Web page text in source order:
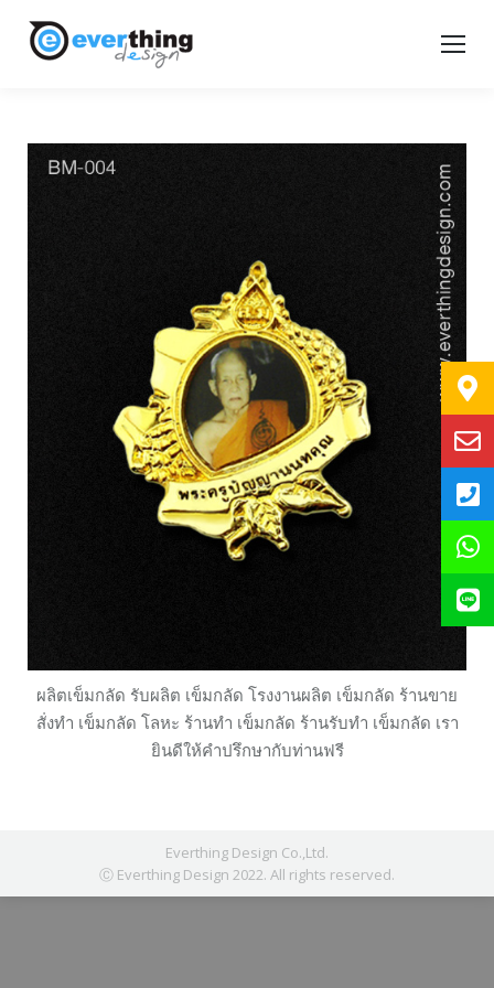
ผลิตเข็มกลัด รับผลิต เข็มกลัด โรงงานผลิต เข็มกลัด ร้านขาย
สั่งทำ เข็มกลัด โลหะ ร้านทำ เข็มกลัด ร้านรับทำ เข็มกลัด เรา
ยินดีให้คำปรึกษากับท่านฟรี
Everthing Design Co.,Ltd.
Ⓒ Everthing Design 2022. All rights reserved.